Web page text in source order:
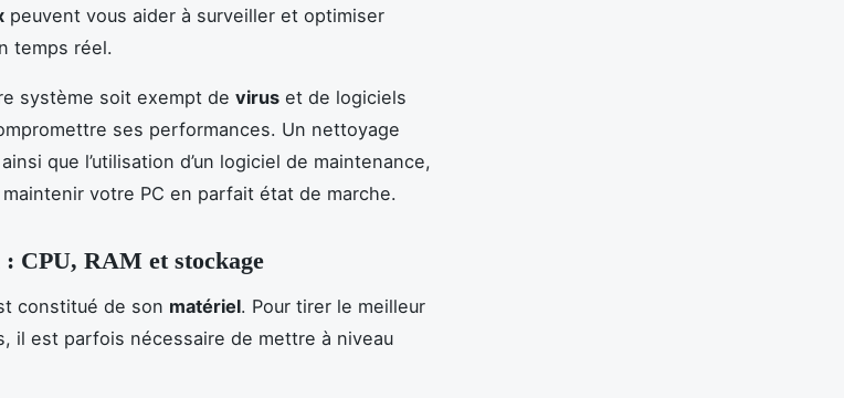
peuvent vous aider à surveiller et optimiser
temps réel.
système soit exempt de virus et de logiciels
ses performances. Un nettoyage
que l’utilisation d’un logiciel de maintenance,
votre PC en parfait état de marche.
CPU, RAM et stockage
constitué de son matériel. Pour tirer le meilleur
il est parfois nécessaire de mettre à niveau